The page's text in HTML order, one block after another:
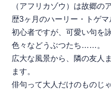
（アフリカゾウ）は故郷の
歴3ヶ月のハーリー・トゲ
初心者ですが、可愛い句を
色々などうぶつたち……。
広大な風景から、隣の友人
ます。
俳句って大人だけのものじ